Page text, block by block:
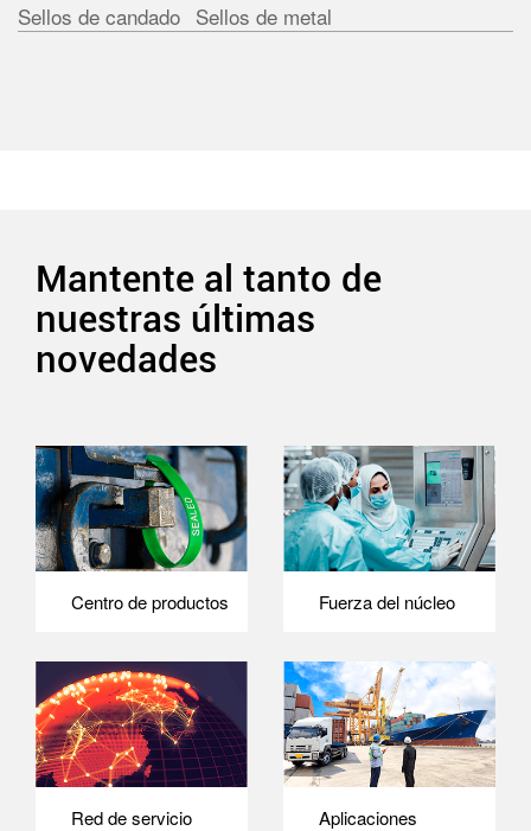
Sellos de candado Sellos de metal
Mantente al tanto de
nuestras últimas
novedades
Centro de productos Fuerza del núcleo
Red de servicio Aplicaciones